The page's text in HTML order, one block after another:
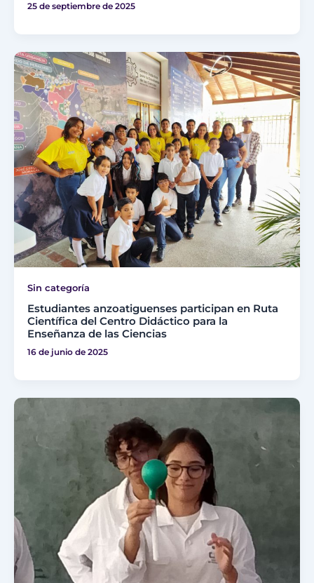
25 de septiembre de 2025
Sin categoría
Estudiantes anzoatiguenses participan en Ruta
Científica del Centro Didáctico para la
Enseñanza de las Ciencias
16 de junio de 2025